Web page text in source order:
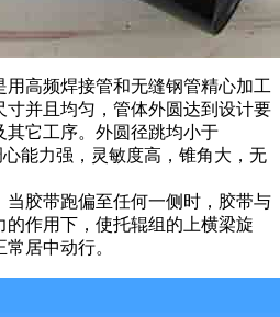
高频焊接管和无缝钢管精心加工
寸并且均匀，管体外圆达到设计要
它工序。外圆径跳均小于
能力强，灵敏度高，锥角大，无
胶带跑偏至任何一侧时，胶带与
作用下，使托辊组的上横梁旋
居中动行。